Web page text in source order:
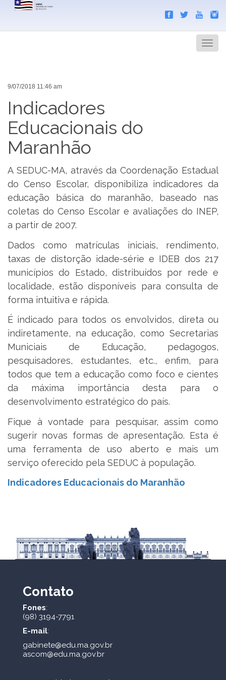
Menu
9/07/2018 11:46 am
Indicadores
Educacionais do
Maranhão
A SEDUC-MA, através da Coordenação Estadual
do Censo Escolar, disponibiliza indicadores da
educação básica do maranhão, baseado nas
coletas do Censo Escolar e avaliações do INEP,
a partir de 2007.
Dados como matrículas iniciais, rendimento,
taxas de distorção idade-série e IDEB dos 217
municípios do Estado, distribuídos por rede e
localidade, estão disponíveis para consulta de
forma intuitiva e rápida.
É indicado para todos os envolvidos, direta ou
indiretamente, na educação, como Secretarias
Municiais de Educação, pedagogos,
pesquisadores, estudantes, etc., enfim, para
todos que tem a educação como foco e cientes
da máxima importância desta para o
desenvolvimento estratégico do país.
Fique à vontade para pesquisar, assim como
sugerir novas formas de apresentação. Esta é
uma ferramenta de uso aberto e mais um
serviço oferecido pela SEDUC à população.
Indicadores Educacionais do Maranhão
Contato
Fones:
(98) 3194-7791
E-mail:
gabinete@edu.ma.gov.br
ascom@edu.ma.gov.br